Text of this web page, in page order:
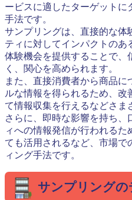
ービスに適したターゲットに
手法です。
サンプリングは、直接的な体
ティに対してインパクトのあ
体験機会を提供することで、
く、関心を高められます。
また、直接消費者から商品
ルな情報を得られるため、
て情報収集を行えるなどさま
さらに、即時な影響を持ち
ィへの情報発信が行われる
ても活用されるなど、市場で
ィング手法です。
サンプリングの